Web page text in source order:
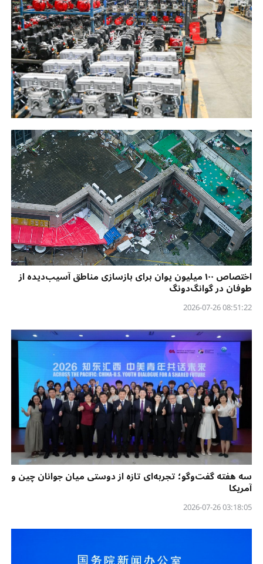
اختصاص ۱۰۰ میلیون یوان برای بازسازی مناطق آسیب‌دیده از
طوفان در گوانگ‌دونگ
08:51:22 2026-07-26
سه هفته گفت‌وگو؛ تجربه‌ای تازه از دوستی میان جوانان چین و
آمریکا
03:18:05 2026-07-26